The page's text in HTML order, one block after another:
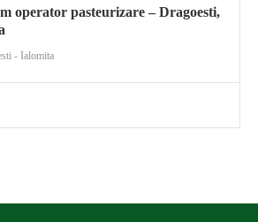
operator pasteurizare – Dragoesti,
- Ialomita